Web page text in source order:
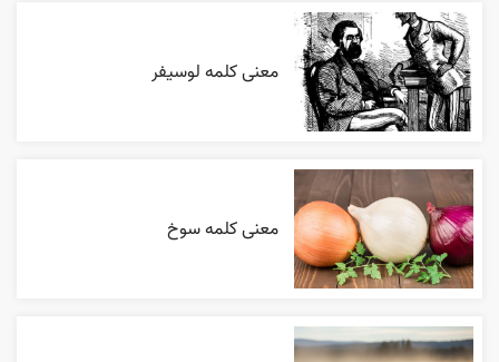
معنی کلمه لوسیفر
معنی کلمه سوخ